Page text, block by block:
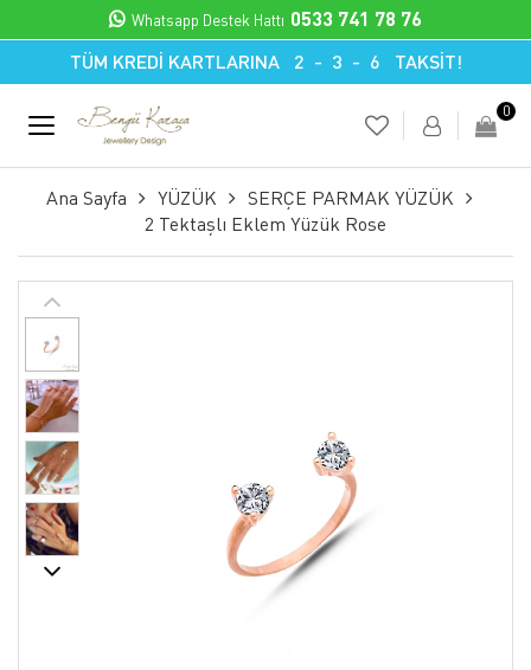
TÜM KREDİ KARTLARINA 2 - 3 - 6 TAKSİT!
Whatsapp Destek Hattı 0533 741 78 76
0
Ana Sayfa YÜZÜK
SERÇE PARMAK YÜZÜK
2 Tektaşlı Eklem Yüzük Rose